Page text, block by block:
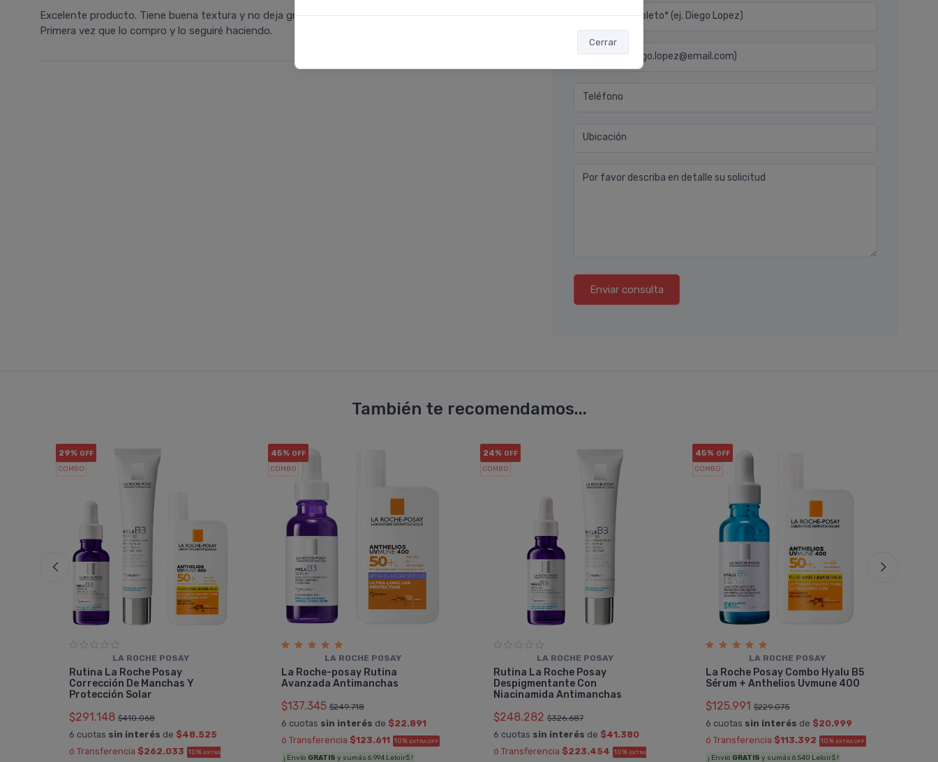
Cerrar
Excelente producto. Tiene buena textura y no deja grasa la piel. Es cierto que unifica el color de la cara.
Primera vez que lo compro y lo seguiré haciendo.
Nombre completo* (ej. Diego Lopez)
Email* (ej. diego.lopez@email.com)
Teléfono
Ubicación
Por favor describa en detalle su solicitud
Enviar consulta
También te recomendamos...
29% OFF
COMBO
LA ROCHE POSAY
Rutina La Roche Posay
Corrección De Manchas Y
Protección Solar
$291.148 $410.068
6 cuotas sin interés de $48.525
ó Transferencia $262.033 10% EXTRA
45% OFF
COMBO
LA ROCHE POSAY
La Roche-posay Rutina
Avanzada Antimanchas
$137.345 $249.718
6 cuotas sin interés de $22.891
ó Transferencia $123.611 10% EXTRA OFF
¡ Envío GRATIS y sumás 6.994 Leloir$ !
24% OFF
COMBO
LA ROCHE POSAY
Rutina La Roche Posay
Despigmentante Con
Niacinamida Antimanchas
$248.282 $326.687
6 cuotas sin interés de $41.380
ó Transferencia $223.454 10% EXTRA
45% OFF
COMBO
LA ROCHE POSAY
La Roche Posay Combo Hyalu B5
Sérum + Anthelios Uvmune 400
$125.991 $229.075
6 cuotas sin interés de $20.999
ó Transferencia $113.392 10% EXTRA OFF
¡ Envío GRATIS y sumás 6.540 Leloir$ !